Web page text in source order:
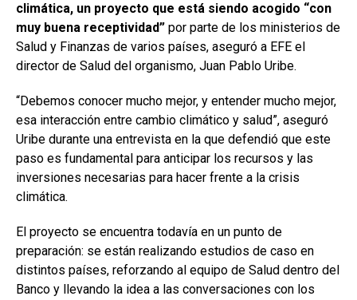
climática, un proyecto que está siendo acogido “con
muy buena receptividad” por parte de los ministerios de
Salud y Finanzas de varios países, aseguró a EFE el
director de Salud del organismo, Juan Pablo Uribe.
“Debemos conocer mucho mejor, y entender mucho mejor,
esa interacción entre cambio climático y salud”, aseguró
Uribe durante una entrevista en la que defendió que este
paso es fundamental para anticipar los recursos y las
inversiones necesarias para hacer frente a la crisis
climática.
El proyecto se encuentra todavía en un punto de
preparación: se están realizando estudios de caso en
distintos países, reforzando al equipo de Salud dentro del
Banco y llevando la idea a las conversaciones con los